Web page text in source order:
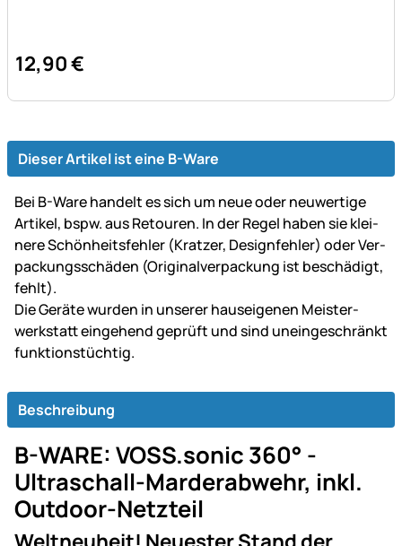
12,90€
Dieser Artikel ist eine B-Ware
Bei B-Ware handelt es sich um neue oder neu­wer­tige
Artikel, bspw. aus Retouren. In der Regel haben sie klei­
ne­re Schön­heits­fehler (Kratzer, Design­fehler) oder Ver­
packungs­schäden (Original­ver­packung ist be­schä­digt,
fehlt).
Die Geräte wurden in unserer haus­ei­ge­nen Mei­ster­
werk­statt ein­gehend ge­prüft und sind un­ein­ge­schränkt
funk­tions­tüch­tig.
Beschreibung
B-WARE: VOSS.sonic 360° -
Ultraschall-Marderabwehr, inkl.
Outdoor-Netzteil